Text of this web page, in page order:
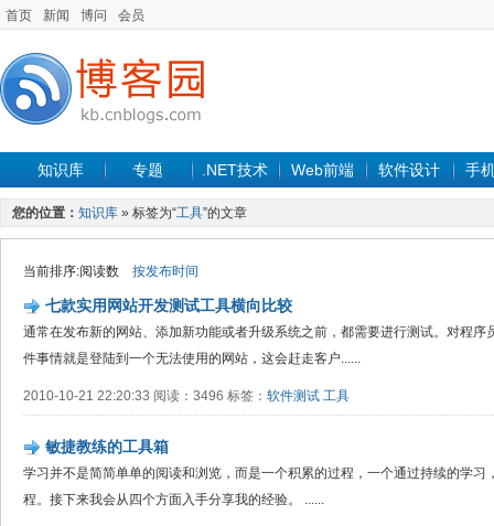
首页 新闻 博问 会员
知识库 专题 .NET技术 Web前端 软件设计 手
您的位置： 知识库 » 标签为“工具”的文章
当前排序:阅读数 按发布时间
七款实用网站开发测试工具横向比较
通常在发布新的网站、添加新功能或者升级系统之前，都需要进行测试。对程
件事情就是登陆到一个无法使用的网站，这会赶走客户......
2010-10-21 22:20:33 阅读：3496 标签： 软件测试 工具
敏捷教练的工具箱
学习并不是简简单单的阅读和浏览，而是一个积累的过程，一个通过持续的学
程。接下来我会从四个方面入手分享我的经验。 ......